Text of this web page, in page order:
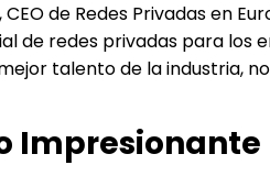
CEO de Redes Privadas en
de redes privadas para los
talento de la industria,
Impresionante